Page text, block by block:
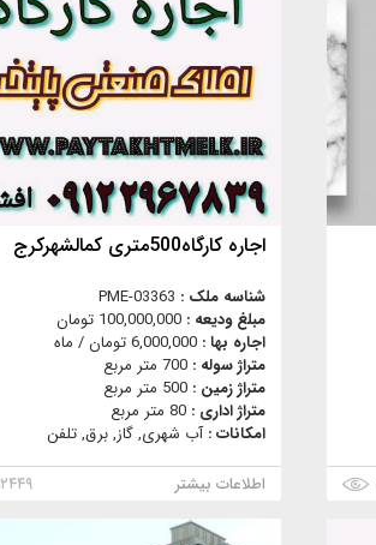
اجاره کارگاه500متری کمالشهرکرج
شناسه ملک : PME-03363
مبلغ ودیعه : 100,000,000 تومان
اجاره بها : 6,000,000 تومان / ماه
متراژ سوله : 700 متر مربع
متراژ زمین : 500 متر مربع
متراژ اداری : 80 متر مربع
امکانات :آب شهری, گاز, برق, تلفن
اطلاعات بیشتر
۲۴۴۹